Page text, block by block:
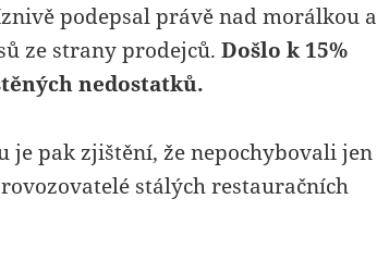
podepsal právě nad morálkou a
ze strany prodejců.Došlo k 15%
nedostatků.
je pak zjištění, že nepochybovali jen
stálých restauračních